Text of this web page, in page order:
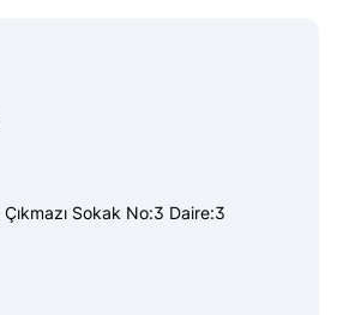
Sokak No:3 Daire:3